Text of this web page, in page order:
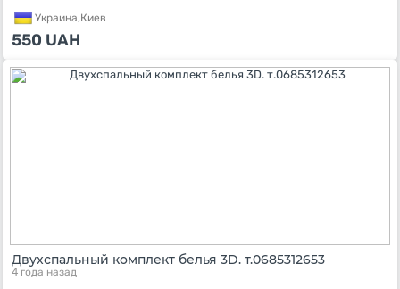
Украина,Киев
550 UAH
Двухспальный комплект белья 3D. т.0685312653
4 года назад